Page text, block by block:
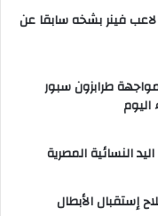
لاعب فينر بشخه سابقا عن
طرابزون سبور
النسائية المصرية
إستقبال الأبطال